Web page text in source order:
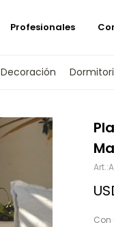
Decoración
Profesionales
Con